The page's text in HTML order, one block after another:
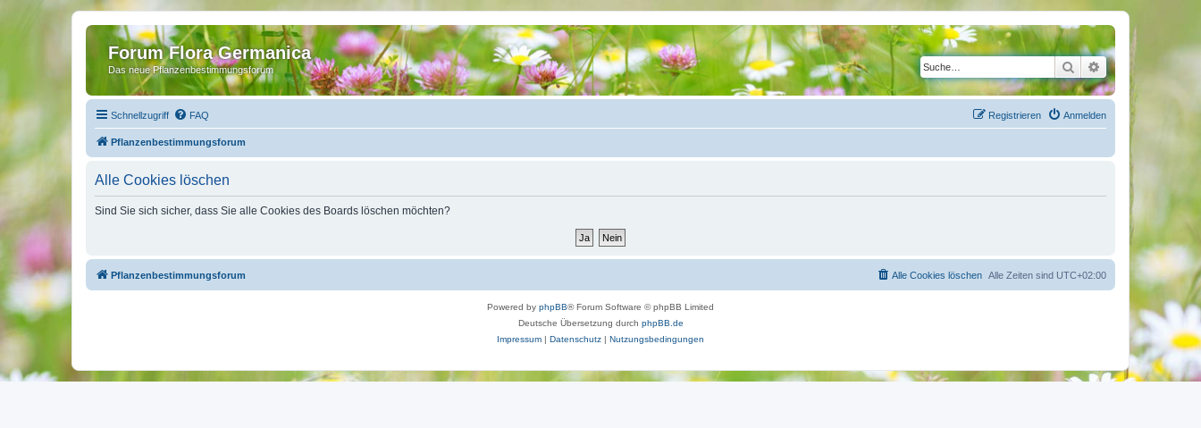
Forum Flora Germanica
Das neue Pflanzenbestimmungsforum SucheErweiterte Suche
Schnellzugriff FAQ Anmelden
Registrieren
Pflanzenbestimmungsforum
Alle Cookies löschen
Sind Sie sich sicher, dass Sie alle Cookies des Boards löschen möchten?
Pflanzenbestimmungsforum Alle Zeiten sind UTC+02:00
Alle Cookies löschen
Powered by phpBB® Forum Software © phpBB Limited
Deutsche Übersetzung durch phpBB.de
Impressum | Datenschutz | Nutzungsbedingungen